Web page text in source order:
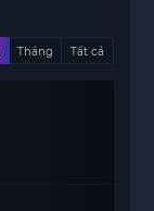
Tháng Tất cả